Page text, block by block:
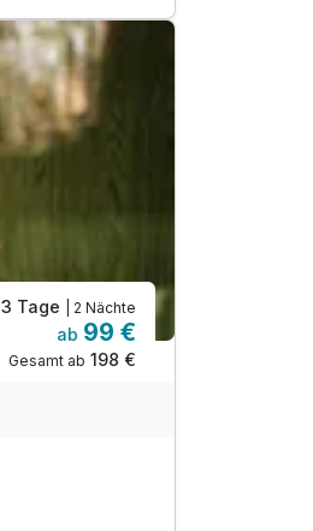
3 Tage | 2 Nächte
ab 99 €
Gesamt ab 198 €